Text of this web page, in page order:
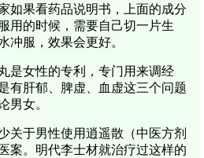
如果看药品说明书，上面的成分
用的时候，需要自己切一片生
冲服，效果会更好。
是女性的专利，专门用来调经
有肝郁、脾虚、血虚这三个问题
男女。
关于男性使用逍遥散（中医方剂
案。明代李士材就治疗过这样的